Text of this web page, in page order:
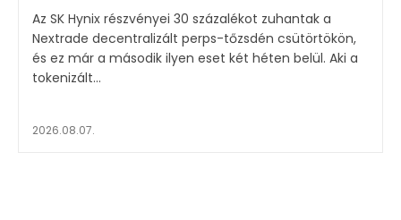
Az SK Hynix részvényei 30 százalékot zuhantak a
Nextrade decentralizált perps-tőzsdén csütörtökön,
és ez már a második ilyen eset két héten belül. Aki a
tokenizált...
2026.08.07.